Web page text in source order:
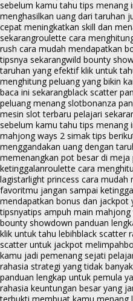
sebelum kamu tahu tips menang
menghasilkan uang dari taruhan
cepat meningkatkan skill dan
sekarangroulette cara
rush cara mudah mendapatkan
tipsnya sekarangwild bounty
taruhan yang efektif klik untuk
menghitung peluang yang bikin
baca ini sekarangblack scatter
peluang menang slotbonanza
mesin slot terbaru pelajari
sebelum kamu tahu tips menang
mahjong ways 2 simak tips
menggandakan uang dengan
memenangkan pot besar di
ketinggalanroulette cara
lagistarlight princess cara
favoritmu jangan sampai
mendapatkan bonus dan jackpot
tipsnyatips ampuh main
bounty showdown panduan
klik untuk tahu lebihblack scatter
scatter untuk jackpot melimpah
kamu jadi pemenang sejati
rahasia strategi yang tidak
panduan lengkap untuk pemula
rahasia keuntungan besar yang